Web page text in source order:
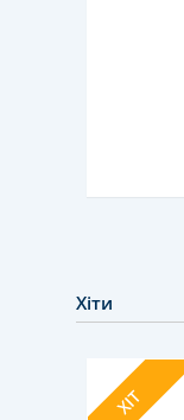
Хіти
ХІТ